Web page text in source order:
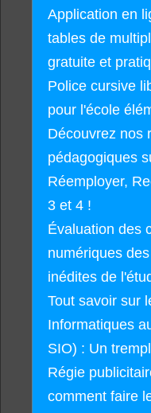
Application en
tables de
gratuite et
Police cursive
pour l'école
Découvrez nos
pédagogiques
Réemployer,
3 et 4 !
Évaluation des
numériques
inédites de
Tout savoir sur
Informatiques
SIO) : Un
Régie
comment faire